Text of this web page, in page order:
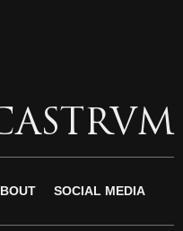
SOCIAL MEDIA